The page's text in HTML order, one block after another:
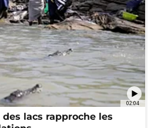
02:04
lacs rapproche les